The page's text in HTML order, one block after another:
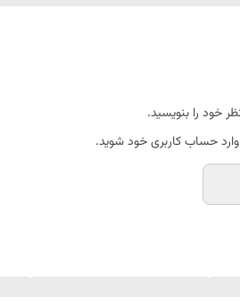
خود را بنویسید.
وارد حساب کاربری خود شوید.